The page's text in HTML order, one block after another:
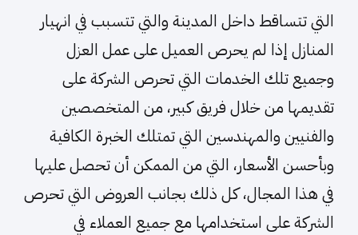
التي تتساقط داخل المدينة والتي تتسبب في انهيار
المنازل إذا لم يحرص العميل على عمل العزل
وجميع تلك الخدمات التي تحرص الشركة على
تقديمها من خلال فريق كبير، من المتخصصين
والفنيين والمهندسين التي تمتلك الخبرة الكافية
وبأحسن الأسعار، التي من الممكن أن تحصل عليها
في هذا المجال، كل ذلك بجانب العروض التي تحرص
الشركة على استخدامها مع جميع العملاء في